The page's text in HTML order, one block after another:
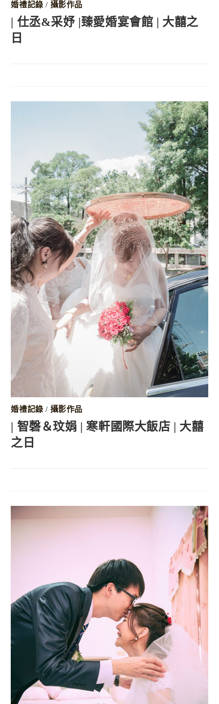
婚禮記錄 / 攝影作品
| 仕丞&采妤 |臻愛婚宴會館 | 大囍之
日
婚禮記錄 / 攝影作品
| 智磬＆玟娟 | 寒軒國際大飯店 | 大囍
之日